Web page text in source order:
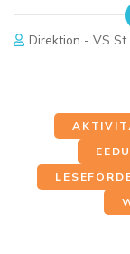
Direktion - VS